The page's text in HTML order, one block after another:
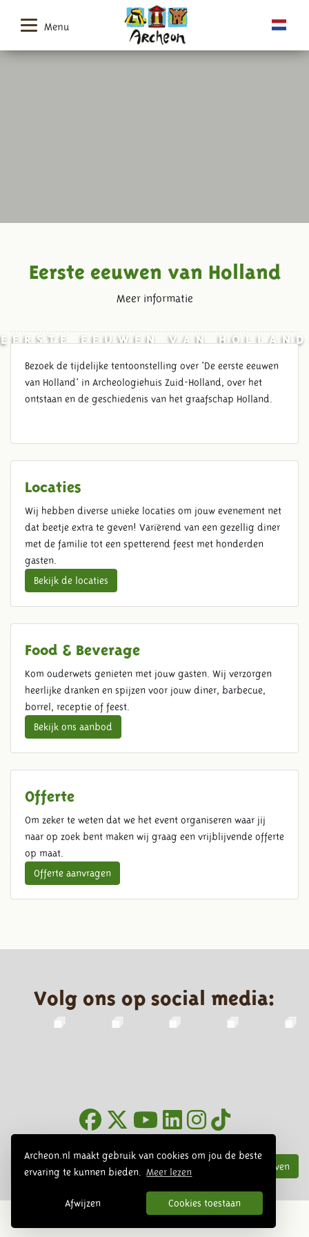
Archeon.nl maakt gebruik van cookies om jou de beste
ervaring te kunnen bieden.
Meer lezen
Afwijzen Cookies toestaan
Menu
EERSTE EEUWEN VAN HOLLAND
Eerste eeuwen van Holland
Meer informatie
Bezoek de tijdelijke tentoonstelling over 'De eerste eeuwen
van Holland' in Archeologiehuis Zuid-Holland, over het
ontstaan en de geschiedenis van het graafschap Holland.
Locaties
Wij hebben diverse unieke locaties om jouw evenement net
dat beetje extra te geven! Variërend van een gezellig diner
met de familie tot een spetterend feest met honderden
gasten.
Bekijk de locaties
Food & Beverage
Kom ouderwets genieten met jouw gasten. Wij verzorgen
heerlijke dranken en spijzen voor jouw diner, barbecue,
borrel, receptie of feest.
Bekijk ons aanbod
Offerte
Om zeker te weten dat we het event organiseren waar jij
naar op zoek bent maken wij graag een vrijblijvende offerte
op maat.
Offerte aanvragen
Volg ons op social media:
Inschrijven